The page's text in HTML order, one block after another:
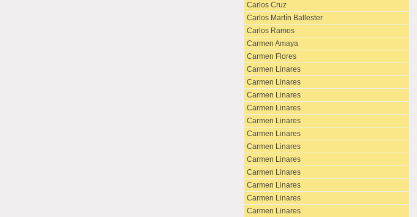
Carlos Cruz
Carlos Martín Ballester
Carlos Ramos
Carmen Amaya
Carmen Flores
Carmen Linares
Carmen Linares
Carmen Linares
Carmen Linares
Carmen Linares
Carmen Linares
Carmen Linares
Carmen Linares
Carmen Linares
Carmen Linares
Carmen Linares
Carmen Linares